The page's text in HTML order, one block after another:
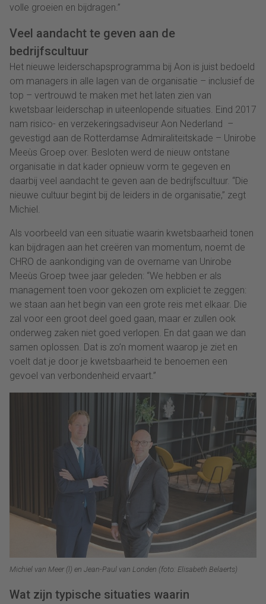
volle groeien en bijdragen.”
Veel aandacht te geven aan de
bedrijfscultuur
Het nieuwe leiderschapsprogramma bij Aon is juist bedoeld
om managers in alle lagen van de organisatie – inclusief de
top – vertrouwd te maken met het laten zien van
kwetsbaar leiderschap in uiteenlopende situaties. Eind 2017
nam risico- en verzekeringsadviseur Aon Nederland –
gevestigd aan de Rotterdamse Admiraliteitskade – Unirobe
Meeùs Groep over. Besloten werd de nieuw ontstane
organisatie in dat kader opnieuw vorm te gegeven en
daarbij veel aandacht te geven aan de bedrijfscultuur. “Die
nieuwe cultuur begint bij de leiders in de organisatie,” zegt
Michiel.
Als voorbeeld van een situatie waarin kwetsbaarheid tonen
kan bijdragen aan het creëren van momentum, noemt de
CHRO de aankondiging van de overname van Unirobe
Meeùs Groep twee jaar geleden: “We hebben er als
management toen voor gekozen om expliciet te zeggen:
we staan aan het begin van een grote reis met elkaar. Die
zal voor een groot deel goed gaan, maar er zullen ook
onderweg zaken niet goed verlopen. En dat gaan we dan
samen oplossen. Dat is zo’n moment waarop je ziet en
voelt dat je door je kwetsbaarheid te benoemen een
gevoel van verbondenheid ervaart.”
Michiel van Meer (l) en Jean-Paul van Londen (foto: Elisabeth Belaerts)
Wat zijn typische situaties waarin